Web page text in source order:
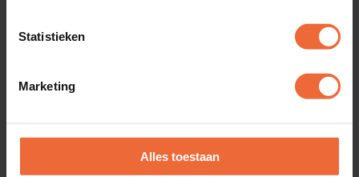
Statistieken
Marketing
Alles toestaan
Maak je speciale menu’s of producten aan, vergeet
deze dan ook niet in je
aan te
snel kan laten afrekenen.